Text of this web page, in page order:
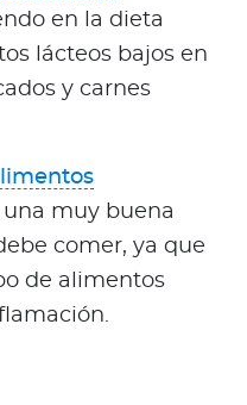
en la dieta
lácteos bajos en
y carnes
muy buena
comer, ya que
de alimentos